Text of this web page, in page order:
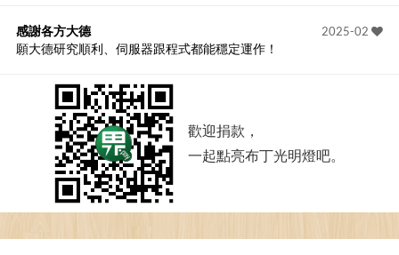
2025-02
感謝各方大德
願大德研究順利、伺服器跟程式都能穩定運作！
歡迎捐款，
一起點亮布丁光明燈吧。